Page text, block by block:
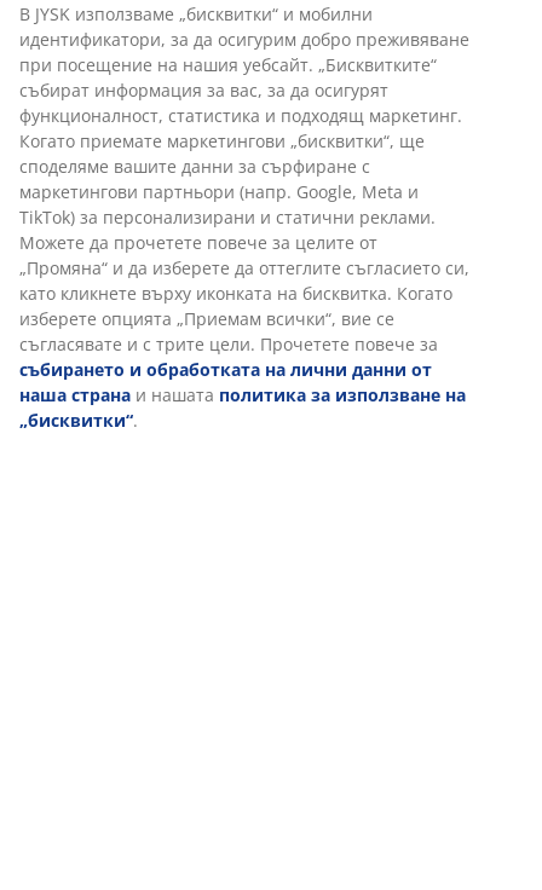
В JYSK използваме „бисквитки“ и мобилни
идентификатори, за да осигурим добро преживяване
при посещение на нашия уебсайт. „Бисквитките“
събират информация за вас, за да осигурят
функционалност, статистика и подходящ маркетинг.
Когато приемате маркетингови „бисквитки“, ще
споделяме вашите данни за сърфиране с
маркетингови партньори (напр. Google, Meta и
TikTok) за персонализирани и статични реклами.
Можете да прочетете повече за целите от
„Промяна“ и да изберете да оттеглите съгласието си,
като кликнете върху иконката на бисквитка. Когато
изберете опцията „Приемам всички“, вие се
съгласявате и с трите цели. Прочетете повече за
събирането и обработката на лични данни от
наша страна и нашата политика за използване на
„бисквитки“.